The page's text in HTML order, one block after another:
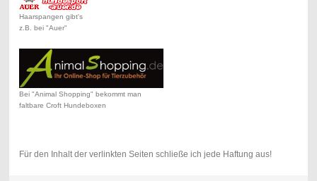
Haarspangen gibt's
z.B. bei "Auer"
Bei "Animal Shopping" bekommt man
faltbare Croft Hundeboxen
Für den Inhalt der verlinkten Seiten schließe ich jede Haftung aus!